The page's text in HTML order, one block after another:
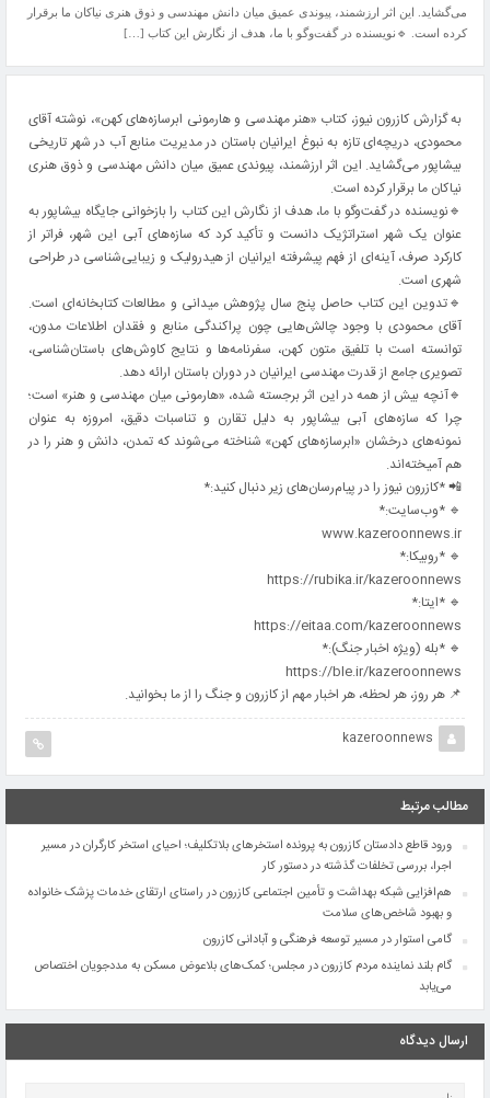
می‌گشاید. این اثر ارزشمند، پیوندی عمیق میان دانش مهندسی و ذوق هنری نیاکان ما برقرار
کرده است. 🔹نویسنده در گفت‌وگو با ما، هدف از نگارش این کتاب […]
به گزارش کازرون نیوز، کتاب «هنر مهندسی و هارمونی ابرسازه‌های کهن»، نوشته آقای
محمودی، دریچه‌ای تازه به نبوغ ایرانیان باستان در مدیریت منابع آب در شهر تاریخی
بیشاپور می‌گشاید. این اثر ارزشمند، پیوندی عمیق میان دانش مهندسی و ذوق هنری
نیاکان ما برقرار کرده است.
🔹نویسنده در گفت‌وگو با ما، هدف از نگارش این کتاب را بازخوانی جایگاه بیشاپور به
عنوان یک شهر استراتژیک دانست و تأکید کرد که سازه‌های آبی این شهر، فراتر از
کارکرد صرف، آینه‌ای از فهم پیشرفته ایرانیان از هیدرولیک و زیبایی‌شناسی در طراحی
شهری است.
🔹تدوین این کتاب حاصل پنج سال پژوهش میدانی و مطالعات کتابخانه‌ای است.
آقای محمودی با وجود چالش‌هایی چون پراکندگی منابع و فقدان اطلاعات مدون،
توانسته است با تلفیق متون کهن، سفرنامه‌ها و نتایج کاوش‌های باستان‌شناسی،
تصویری جامع از قدرت مهندسی ایرانیان در دوران باستان ارائه دهد.
🔹آنچه بیش از همه در این اثر برجسته شده، «هارمونی میان مهندسی و هنر» است؛
چرا که سازه‌های آبی بیشاپور به دلیل تقارن و تناسبات دقیق، امروزه به عنوان
نمونه‌های درخشان «ابرسازه‌های کهن» شناخته می‌شوند که تمدن، دانش و هنر را در
هم آمیخته‌اند.
📲 *کازرون نیوز را در پیام‌رسان‌های زیر دنبال کنید:*
🔹 *وب‌سایت:*
www.kazeroonnews.ir
🔹 *روبیکا:*
https://rubika.ir/kazeroonnews
🔹 *ایتا:*
https://eitaa.com/kazeroonnews
🔹 *بله (ویژه اخبار جنگ):*
https://ble.ir/kazeroonnews
📌 هر روز، هر لحظه، هر اخبار مهم از کازرون و جنگ را از ما بخوانید.
kazeroonnews
مطالب مرتبط
ورود قاطع دادستان کازرون به پرونده استخرهای بلاتکلیف؛ احیای استخر کارگران در مسیر
اجرا، بررسی تخلفات گذشته در دستور کار
هم‌افزایی شبکه بهداشت و تأمین اجتماعی کازرون در راستای ارتقای خدمات پزشک خانواده
و بهبود شاخص‌های سلامت
گامی استوار در مسیر توسعه فرهنگی و آبادانی کازرون
گام بلند نماینده مردم کازرون در مجلس؛ کمک‌های بلاعوض مسکن به مددجویان اختصاص
می‌یابد
ارسال دیدگاه